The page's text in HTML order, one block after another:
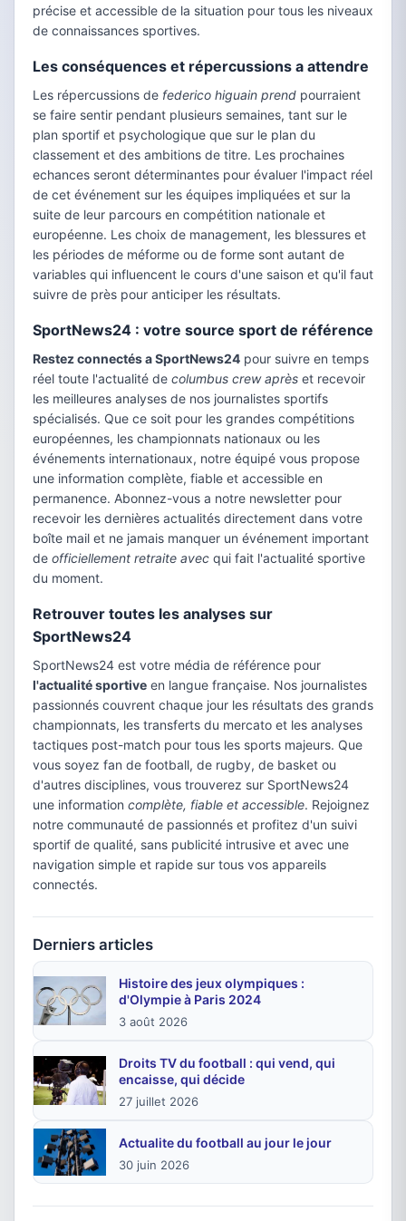
précise et accessible de la situation pour tous les niveaux
de connaissances sportives.
Les conséquences et répercussions a attendre
Les répercussions de federico higuain prend pourraient
se faire sentir pendant plusieurs semaines, tant sur le
plan sportif et psychologique que sur le plan du
classement et des ambitions de titre. Les prochaines
echances seront déterminantes pour évaluer l'impact réel
de cet événement sur les équipes impliquées et sur la
suite de leur parcours en compétition nationale et
européenne. Les choix de management, les blessures et
les périodes de méforme ou de forme sont autant de
variables qui influencent le cours d'une saison et qu'il faut
suivre de près pour anticiper les résultats.
SportNews24 : votre source sport de référence
Restez connectés a SportNews24 pour suivre en temps
réel toute l'actualité de columbus crew après et recevoir
les meilleures analyses de nos journalistes sportifs
spécialisés. Que ce soit pour les grandes compétitions
européennes, les championnats nationaux ou les
événements internationaux, notre équipé vous propose
une information complète, fiable et accessible en
permanence. Abonnez-vous a notre newsletter pour
recevoir les dernières actualités directement dans votre
boîte mail et ne jamais manquer un événement important
de officiellement retraite avec qui fait l'actualité sportive
du moment.
Retrouver toutes les analyses sur
SportNews24
SportNews24 est votre média de référence pour
l'actualité sportive en langue française. Nos journalistes
passionnés couvrent chaque jour les résultats des grands
championnats, les transferts du mercato et les analyses
tactiques post-match pour tous les sports majeurs. Que
vous soyez fan de football, de rugby, de basket ou
d'autres disciplines, vous trouverez sur SportNews24
une information complète, fiable et accessible. Rejoignez
notre communauté de passionnés et profitez d'un suivi
sportif de qualité, sans publicité intrusive et avec une
navigation simple et rapide sur tous vos appareils
connectés.
Derniers articles
Histoire des jeux olympiques :
d'Olympie à Paris 2024
3 août 2026
Droits TV du football : qui vend, qui
encaisse, qui décide
27 juillet 2026
Actualite du football au jour le jour
30 juin 2026